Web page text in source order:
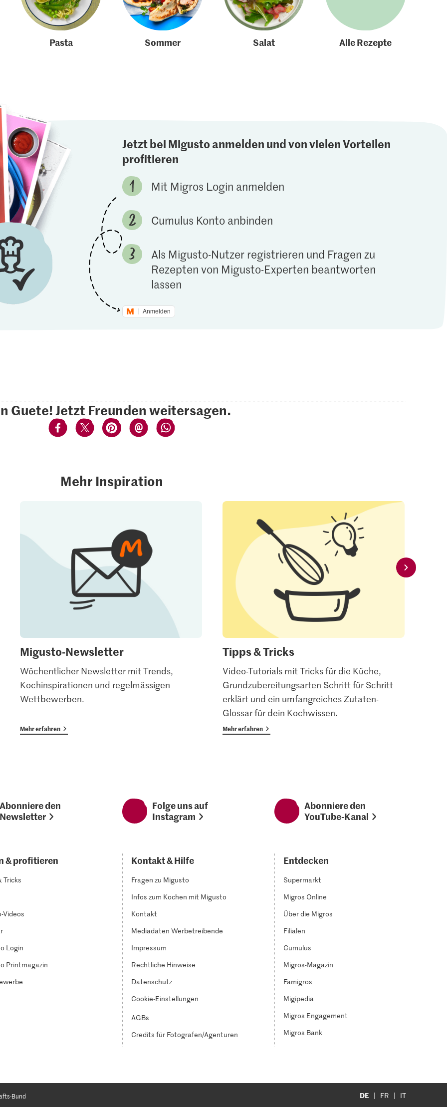
Pasta Sommer Salat Alle Rezepte
Jetzt bei Migusto anmelden und von vielen Vorteilen
profitieren
Mit Migros Login anmelden
Cumulus Konto anbinden
Als Migusto-Nutzer registrieren und Fragen zu
Rezepten von Migusto-Experten beantworten
lassen
Anmelden
Guete! Jetzt Freunden weitersagen.
Mehr Inspiration
Migusto-Newsletter
Wöchentlicher Newsletter mit Trends,
Kochinspirationen und regelmässigen
Wettbewerben.
Mehr erfahren
Tipps & Tricks
Video-Tutorials mit Tricks für die Küche,
Grundzubereitungsarten Schritt für Schritt
erklärt und ein umfangreiches Zutaten-
Glossar für dein Kochwissen.
Mehr erfahren
Abonniere den
Newsletter
Folge uns auf
Instagram
Abonniere den
YouTube-Kanal
& profitieren
Tricks
Videos
Login
Printmagazin
Kontakt & Hilfe
Fragen zu Migusto
Infos zum Kochen mit Migusto
Kontakt
Mediadaten Werbetreibende
Impressum
Rechtliche Hinweise
Datenschutz
Cookie-Einstellungen
AGBs
Credits für Fotografen/Agenturen
Entdecken
Supermarkt
Migros Online
Über die Migros
Filialen
Cumulus
Migros-Magazin
Famigros
Migipedia
Migros Engagement
Migros Bank
Bund DE FR IT